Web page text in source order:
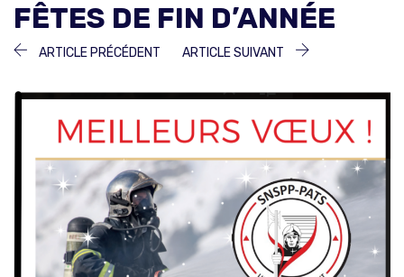
FÊTES DE FIN D’ANNÉE
NAVIGATION
ARTICLE PRÉCÉDENT ARTICLE
ARTICLE SUIVANT
ARTICLE